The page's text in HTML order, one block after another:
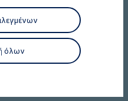
όλων
Κληρονομιάς